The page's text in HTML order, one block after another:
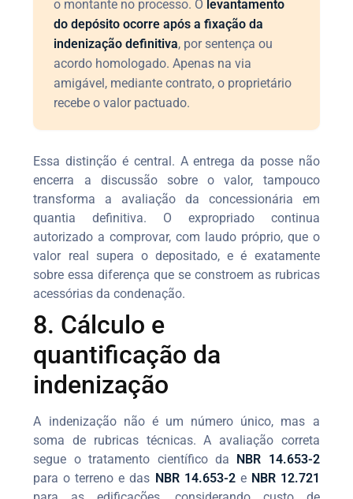
o montante no processo. O levantamento
do depósito ocorre após a fixação da
indenização definitiva, por sentença ou
acordo homologado. Apenas na via
amigável, mediante contrato, o proprietário
recebe o valor pactuado.
Essa distinção é central. A entrega da posse não
encerra a discussão sobre o valor, tampouco
transforma a avaliação da concessionária em
quantia definitiva. O expropriado continua
autorizado a comprovar, com laudo próprio, que o
valor real supera o depositado, e é exatamente
sobre essa diferença que se constroem as rubricas
acessórias da condenação.
8. Cálculo e
quantificação da
indenização
A indenização não é um número único, mas a
soma de rubricas técnicas. A avaliação correta
segue o tratamento científico da NBR 14.653-2
para o terreno e das NBR 14.653-2e NBR 12.721